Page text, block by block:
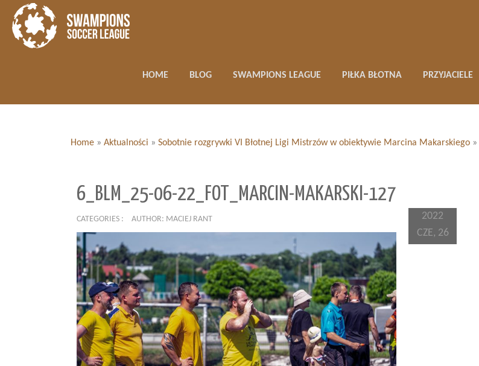
HOME BLOG SWAMPIONS LEAGUE PIŁKA BŁOTNA PRZYJACIELE
Home » Aktualności » Sobotnie rozgrywki VI Błotnej Ligi Mistrzów w obiektywie Marcina Makarskiego »
6_BLM_25-06-22_FOT_MARCIN-MAKARSKI-127
CATEGORIES : AUTHOR: MACIEJ RANT
2022
CZE, 26